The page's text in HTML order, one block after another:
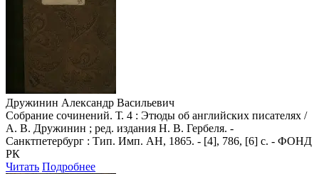
Дружинин Александр Васильевич
Собрание сочинений. Т. 4 : Этюды об английских писателях /
А. В. Дружинин ; ред. издания Н. В. Гербеля. -
Санктпетербург : Тип. Имп. АН, 1865. - [4], 786, [6] с. - ФОНД
РК
Читать Подробнее